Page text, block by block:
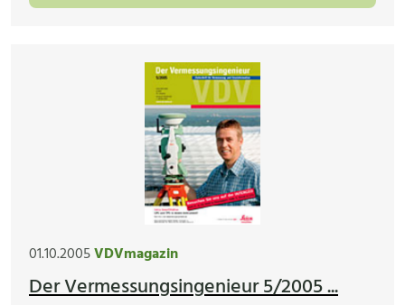
01.10.2005VDVmagazin
Der Vermessungsingenieur 5/2005 ...